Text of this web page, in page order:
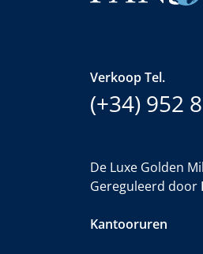
Verkoop Tel.
(+34) 952
De Luxe Golden
Gereguleerd door
Kantooruren